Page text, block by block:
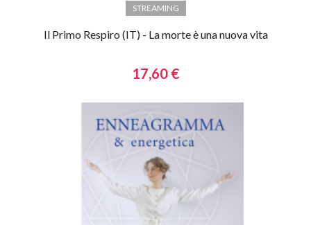
STREAMING
Il Primo Respiro (IT) - La morte è una nuova vita
17,60 €